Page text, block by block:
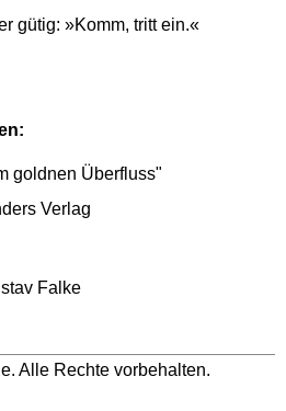
gütig: »Komm, tritt ein.«
goldnen Überfluss"
Verlag
Falke
Alle Rechte vorbehalten.